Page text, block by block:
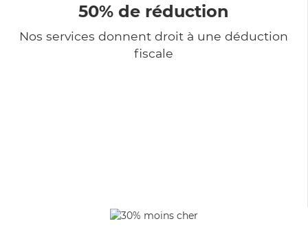
50% de réduction
Nos services donnent droit à une déduction
fiscale